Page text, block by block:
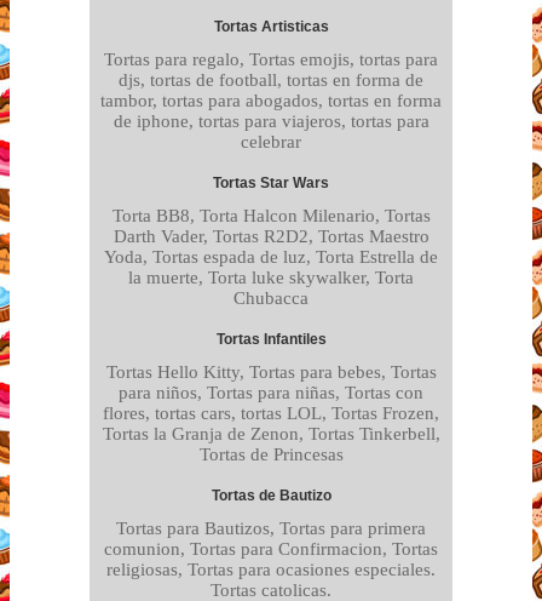
Tortas Artisticas
Tortas para regalo, Tortas emojis, tortas para
djs, tortas de football, tortas en forma de
tambor, tortas para abogados, tortas en forma
de iphone, tortas para viajeros, tortas para
celebrar
Tortas Star Wars
Torta BB8, Torta Halcon Milenario, Tortas
Darth Vader, Tortas R2D2, Tortas Maestro
Yoda, Tortas espada de luz, Torta Estrella de
la muerte, Torta luke skywalker, Torta
Chubacca
Tortas Infantiles
Tortas Hello Kitty, Tortas para bebes, Tortas
para niños, Tortas para niñas, Tortas con
flores, tortas cars, tortas LOL, Tortas Frozen,
Tortas la Granja de Zenon, Tortas Tinkerbell,
Tortas de Princesas
Tortas de Bautizo
Tortas para Bautizos, Tortas para primera
comunion, Tortas para Confirmacion, Tortas
religiosas, Tortas para ocasiones especiales.
Tortas catolicas.